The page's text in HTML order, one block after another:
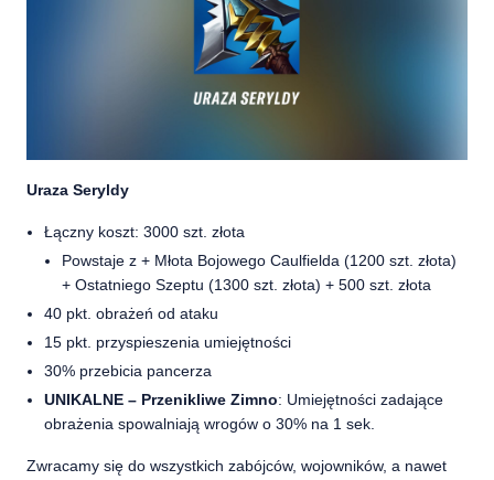
Uraza Seryldy
Łączny koszt: 3000 szt. złota
Powstaje z + Młota Bojowego Caulfielda (1200 szt. złota)
+ Ostatniego Szeptu (1300 szt. złota) + 500 szt. złota
40 pkt. obrażeń od ataku
15 pkt. przyspieszenia umiejętności
30% przebicia pancerza
UNIKALNE – Przenikliwe Zimno: Umiejętności zadające
obrażenia spowalniają wrogów o 30% na 1 sek.
Zwracamy się do wszystkich zabójców, wojowników, a nawet